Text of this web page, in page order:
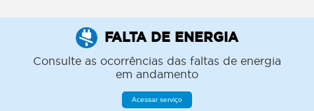
FALTA DE ENERGIA
Consulte as ocorrências das faltas de energia
em andamento
Acessar serviço